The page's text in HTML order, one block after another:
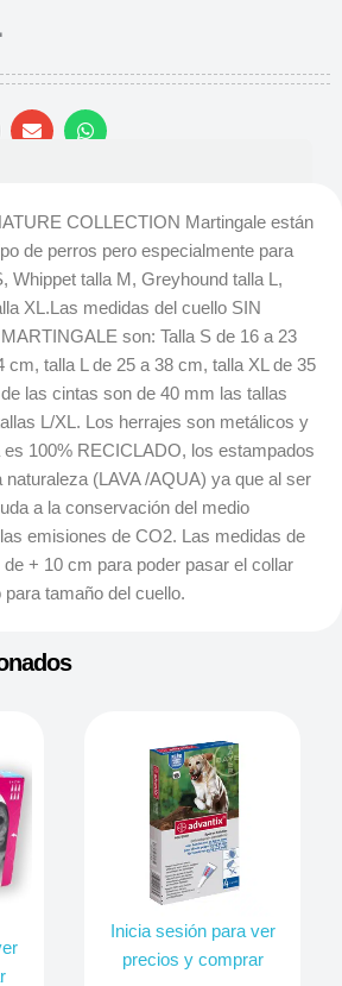
COLLECTION Martingale están
de perros pero especialmente para
Whippet talla M, Greyhound talla L,
XL.Las medidas del cuello SIN
son: Talla S de 16 a 23
cm, talla L de 25 a 38 cm, talla XL de 35
las cintas son de 40 mm las tallas
L/XL. Los herrajes son metálicos y
es 100% RECICLADO, los estampados
naturaleza (LAVA /AQUA) ya que al ser
a la conservación del medio
emisiones de CO2. Las medidas de
de + 10 cm para poder pasar el collar
tamaño del cuello.
Inicia sesión para ver
precios y comprar